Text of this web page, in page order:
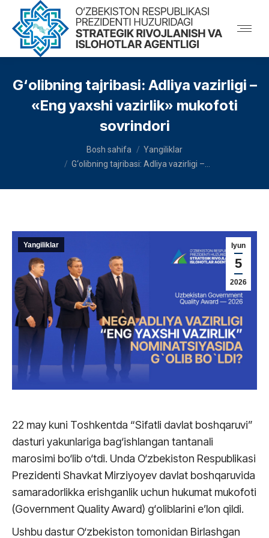
G‘olibning tajribasi: Adliya vazirligi –
«Eng yaxshi vazirlik» mukofoti
sovrindori
Bosh sahifa
Yangiliklar
G‘olibning tajribasi: Adliya vazirligi –…
Iyun
5
2026
Yangiliklar
22 may kuni Toshkentda “Sifatli davlat boshqaruvi”
dasturi yakunlariga bag‘ishlangan tantanali
marosimi bo‘lib o‘tdi. Unda O‘zbekiston Respublikasi
Prezidenti Shavkat Mirziyoyev davlat boshqaruvida
samaradorlikka erishganlik uchun hukumat mukofoti
(Government Quality Award) g‘oliblarini e’lon qildi.
Ushbu dastur O‘zbekiston tomonidan Birlashgan